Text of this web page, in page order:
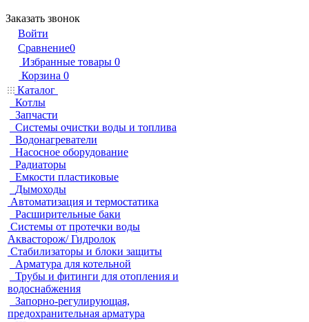
Заказать звонок
Войти
Сравнение0
Избранные товары 0
Корзина 0
Каталог
Котлы
Запчасти
Системы очистки воды и топлива
Водонагреватели
Насосное оборудование
Радиаторы
Емкости пластиковые
Дымоходы
Автоматизация и термостатика
Расширительные баки
Системы от протечки воды
Аквасторож/ Гидролок
Стабилизаторы и блоки защиты
Арматура для котельной
Трубы и фитинги для отопления и
водоснабжения
Запорно-регулирующая,
предохранительная арматура